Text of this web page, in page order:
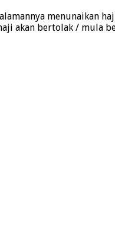
menunaikan
akan bertolak / mula